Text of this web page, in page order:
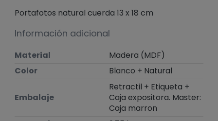
18
cantidad
Portafotos natural cuerda 13 x 18 cm
Información adicional
Material
Madera (MDF)
Color
Blanco + Natural
Embalaje
Retractil + Etiqueta +
Caja expositora. Master:
Caja marron